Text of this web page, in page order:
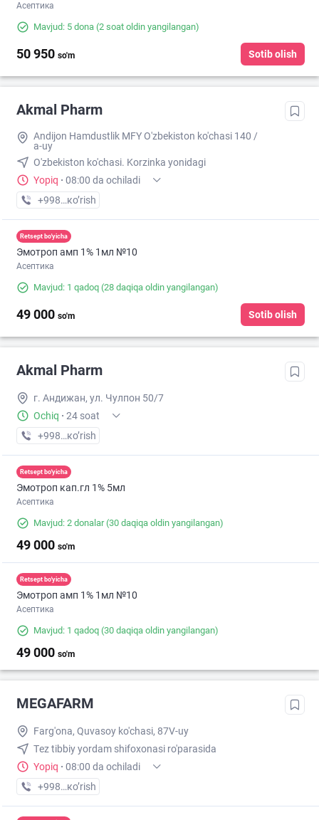
Асептика
Mavjud: 5 dona (2 soat oldin yangilangan)
50 950 so'm Sotib olish
Akmal Pharm
Andijon Hamdustlik MFY O'zbekiston ko'chasi 140 /
a-uy
O'zbekiston ko'chasi. Korzinka yonidagi
Yopiq · 08:00 da ochiladi
+998 (90) XXX-XX-XX
кo’rish
Retsept bo'yicha
Эмотроп амп 1% 1мл №10
Асептика
Mavjud: 1 qadoq (28 daqiqa oldin yangilangan)
49 000 so'm Sotib olish
Akmal Pharm
г. Андижан, ул. Чулпон 50/7
Ochiq · 24 soat
+998 (91) XXX-XX-XX
кo’rish
Retsept bo'yicha
Эмотроп кап.гл 1% 5мл
Асептика
Mavjud: 2 donalar(30 daqiqa oldin yangilangan)
49 000 so'm
Retsept bo'yicha
Эмотроп амп 1% 1мл №10
Асептика
Mavjud: 1 qadoq (30 daqiqa oldin yangilangan)
49 000 so'm
MEGAFARM
Farg'ona, Quvasoy ko'chasi, 87V-uy
Тez tibbiy yordam shifoxonasi ro'parasida
Yopiq · 08:00 da ochiladi
+998 (97) XXX-XX-XX
кo’rish